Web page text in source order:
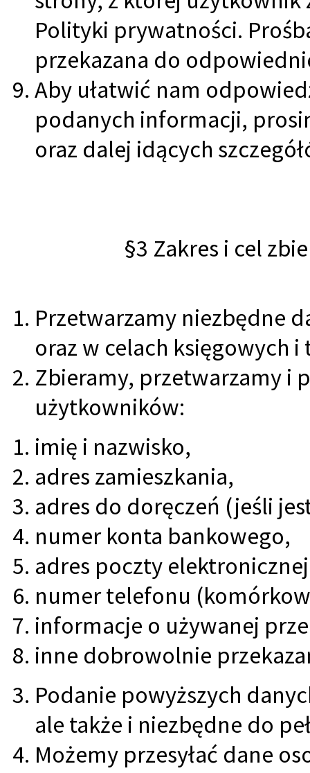
Polityki prywatności.
przekazana do
Aby ułatwić nam
podanych informacji,
oraz dalej idących
§3 Zakres i cel
Przetwarzamy niezbędne
oraz w celach księgowych
Zbieramy, przetwarzamy i
użytkowników:
imię i nazwisko,
adres zamieszkania,
adres do doręczeń (jeśli
numer konta bankowego,
adres poczty
numer telefonu
informacje o używanej
inne dobrowolnie
Podanie powyższych
ale także i niezbędne do
Możemy przesyłać dane